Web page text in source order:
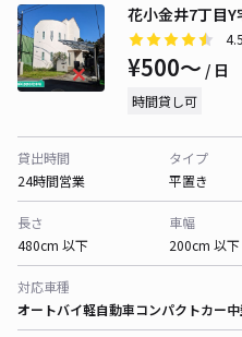
花小金井7丁目
4.5
¥500〜 / 日
時間貸し可
貸出時間
24時間営業
タイプ
平置き
長さ
480cm 以下
車幅
200cm 以下
対応車種
オートバイ軽自動車コンパクトカー